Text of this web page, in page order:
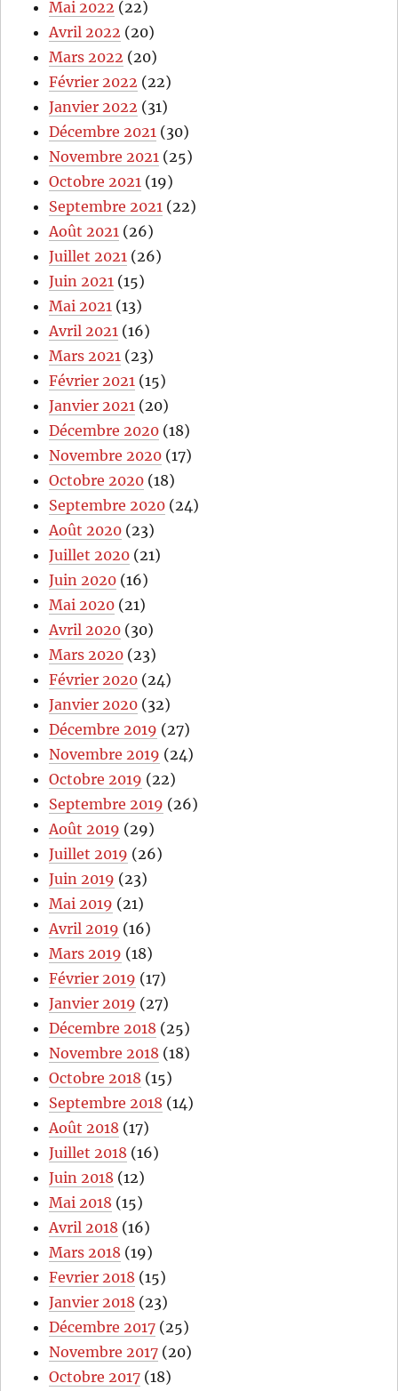
Mai 2022 (22)
Avril 2022 (20)
Mars 2022 (20)
Février 2022 (22)
Janvier 2022 (31)
Décembre 2021 (30)
Novembre 2021 (25)
Octobre 2021 (19)
Septembre 2021 (22)
Août 2021 (26)
Juillet 2021 (26)
Juin 2021 (15)
Mai 2021 (13)
Avril 2021 (16)
Mars 2021 (23)
Février 2021 (15)
Janvier 2021 (20)
Décembre 2020 (18)
Novembre 2020 (17)
Octobre 2020 (18)
Septembre 2020 (24)
Août 2020 (23)
Juillet 2020 (21)
Juin 2020 (16)
Mai 2020 (21)
Avril 2020 (30)
Mars 2020 (23)
Février 2020 (24)
Janvier 2020 (32)
Décembre 2019 (27)
Novembre 2019 (24)
Octobre 2019 (22)
Septembre 2019 (26)
Août 2019 (29)
Juillet 2019 (26)
Juin 2019 (23)
Mai 2019 (21)
Avril 2019 (16)
Mars 2019 (18)
Février 2019 (17)
Janvier 2019 (27)
Décembre 2018 (25)
Novembre 2018 (18)
Octobre 2018 (15)
Septembre 2018 (14)
Août 2018 (17)
Juillet 2018 (16)
Juin 2018 (12)
Mai 2018 (15)
Avril 2018 (16)
Mars 2018 (19)
Fevrier 2018 (15)
Janvier 2018 (23)
Décembre 2017 (25)
Novembre 2017 (20)
Octobre 2017 (18)